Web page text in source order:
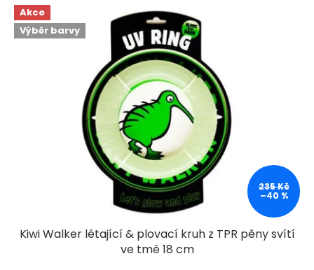
Akce
Výběr barvy
235 Kč
–40 %
Kiwi Walker létající & plovací kruh z TPR pěny svítí
ve tmě 18 cm